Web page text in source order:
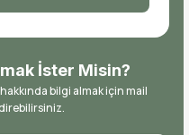
İster Misin?
bilgi almak için mail